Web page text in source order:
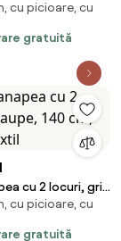
120 cm,
cu picioare, cu
gratuită
cu 2 locuri, gri
material textil
cu picioare, cu
gratuită